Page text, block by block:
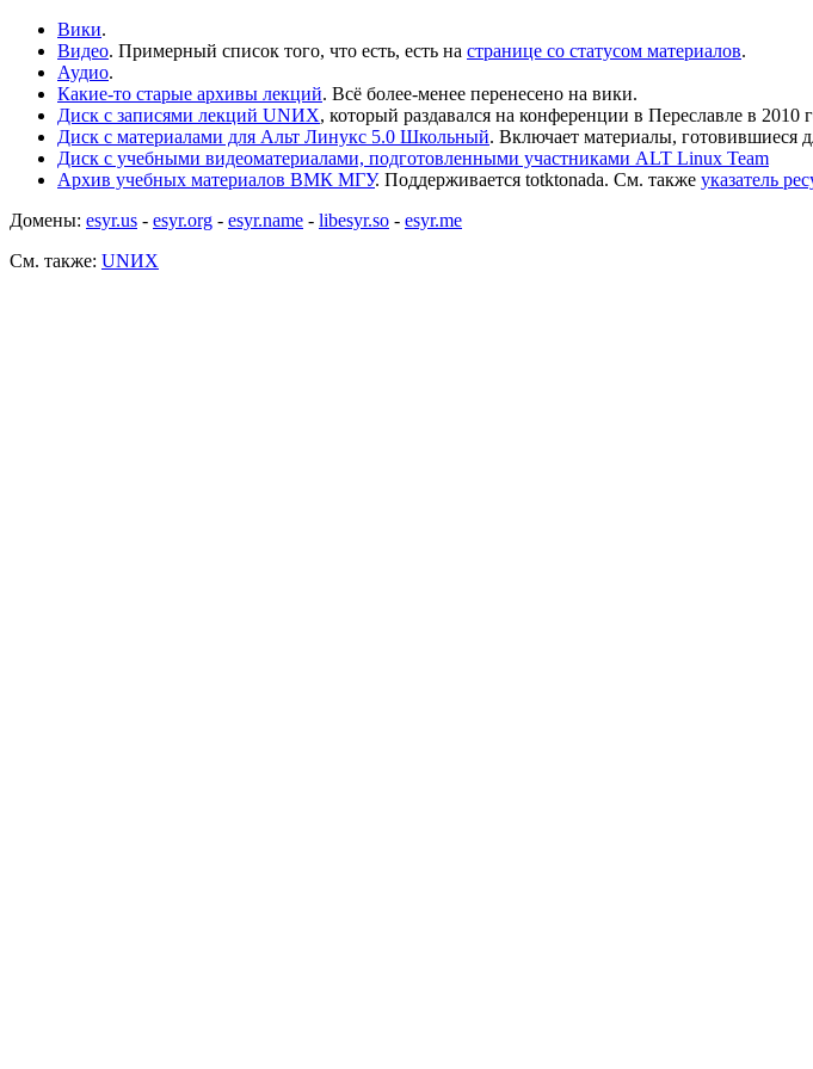
Вики.
Видео. Примерный список того, что есть, есть на странице со статусом материалов.
Аудио.
Какие-то старые архивы лекций. Всё более-менее перенесено на вики.
Диск с записями лекций UNИX, который раздавался на конференции в Переславле в 2010
Диск с материалами для Альт Линукс 5.0 Школьный. Включает материалы, готовившиеся
Диск с учебными видеоматериалами, подготовленными участниками ALT Linux Team
Архив учебных материалов ВМК МГУ. Поддерживается totktonada. См. также указатель
Домены: esyr.us - esyr.org - esyr.name - libesyr.so - esyr.me
См. также: UNИX